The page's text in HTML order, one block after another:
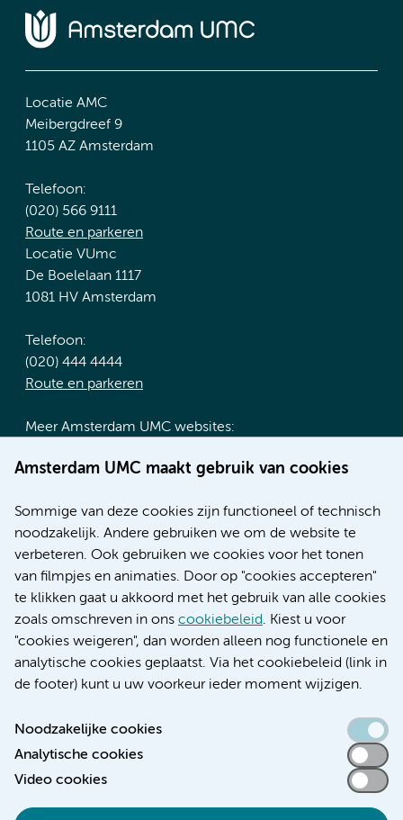
Amsterdam UMC maakt gebruik van cookies
Sommige van deze cookies zijn functioneel of technisch
noodzakelijk. Andere gebruiken we om de website te
verbeteren. Ook gebruiken we cookies voor het tonen
van filmpjes en animaties. Door op "cookies accepteren"
te klikken gaat u akkoord met het gebruik van alle cookies
zoals omschreven in ons cookiebeleid. Kiest u voor
"cookies weigeren", dan worden alleen nog functionele en
analytische cookies geplaatst. Via het cookiebeleid (link in
de footer) kunt u uw voorkeur ieder moment wijzigen.
Noodzakelijke cookies
Analytische cookies
Video cookies
Locatie AMC
Meibergdreef 9
1105 AZ Amsterdam
Telefoon:
(020) 566 9111
Route en parkeren
Locatie VUmc
De Boelelaan 1117
1081 HV Amsterdam
Telefoon:
(020) 444 4444
Route en parkeren
Meer Amsterdam UMC websites:
Werken bij Amsterdam UMC
Nieuws
Research
Educatie locatie AMC
Educatie locatie VUmc
Verwijzen & diagnostiek
Toegankelijkheidsverklaring
Responsible disclosure